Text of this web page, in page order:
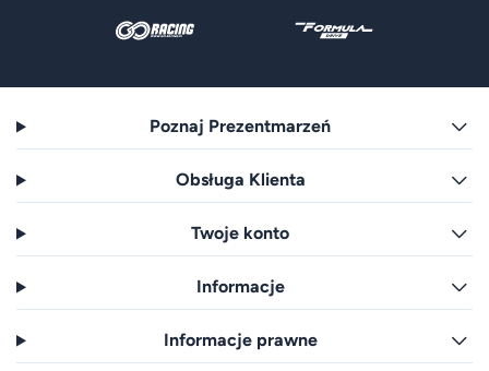
Poznaj Prezentmarzeń
Obsługa Klienta
Twoje konto
Informacje
Informacje prawne